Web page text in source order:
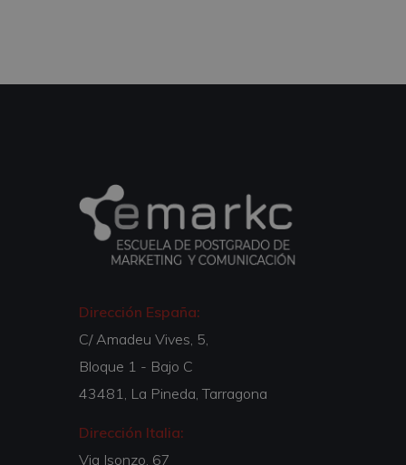
Dirección España:
C/ Amadeu Vives, 5,
Bloque 1 - Bajo C
43481, La Pineda, Tarragona
Dirección Italia:
Via Isonzo, 67